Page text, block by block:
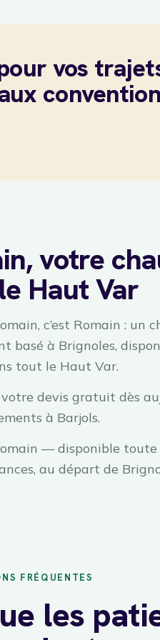
vos
votre
Haut Var
c’est Romain : un
basé à Brignoles,
tout le Haut Var.
devis gratuit dès
à Barjols.
— disponible toute
au départ de
FRÉQUENTES
les